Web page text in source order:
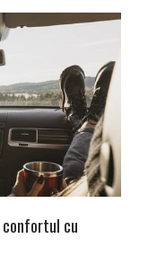
confortul cu